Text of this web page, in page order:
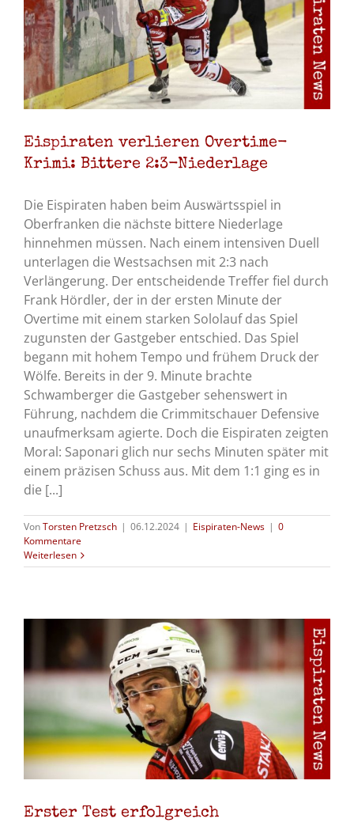
Eispiraten verlieren Overtime-
Krimi: Bittere 2:3-Niederlage
Die Eispiraten haben beim Auswärtsspiel in
Oberfranken die nächste bittere Niederlage
hinnehmen müssen. Nach einem intensiven Duell
unterlagen die Westsachsen mit 2:3 nach
Verlängerung. Der entscheidende Treffer fiel durch
Frank Hördler, der in der ersten Minute der
Overtime mit einem starken Sololauf das Spiel
zugunsten der Gastgeber entschied. Das Spiel
begann mit hohem Tempo und frühem Druck der
Wölfe. Bereits in der 9. Minute brachte
Schwamberger die Gastgeber sehenswert in
Führung, nachdem die Crimmitschauer Defensive
unaufmerksam agierte. Doch die Eispiraten zeigten
Moral: Saponari glich nur sechs Minuten später mit
einem präzisen Schuss aus. Mit dem 1:1 ging es in
die [...]
VonTorsten Pretzsch | 06.12.2024 | Eispiraten-News | 0
Kommentare
Weiterlesen
Erster Test erfolgreich